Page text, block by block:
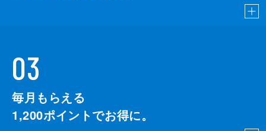
03
毎月もらえる
1,200ポイントでお得に。